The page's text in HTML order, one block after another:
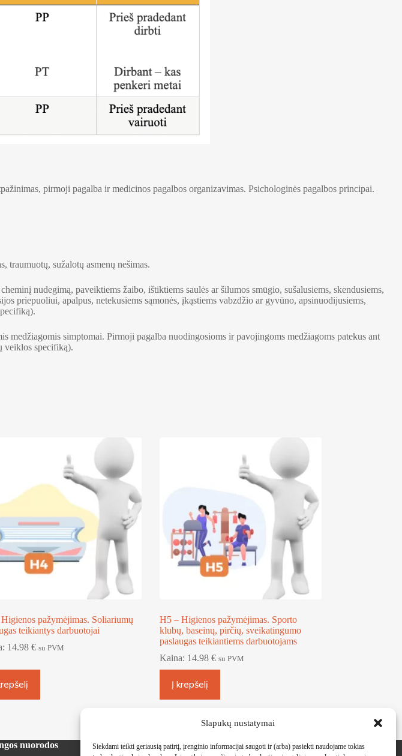
Slapukų nustatymai
Siekdami teikti geriausią patirtį, įrenginio informacijai saugoti ir (arba) pasiekti naudojame tokias
pirmoji pagalba ir medicinos pagalbos organizavimas. Psichologinės pagalbos principai.
traumuotų, sužalotų asmenų nešimas.
nudegimą, paveiktiems žaibo, ištiktiems saulės ar šilumos smūgio, sušalusiems, skendusiems,
priepuoliui, apalpus, netekusiems sąmonės, įkąstiems vabzdžio ar gyvūno, apsinuodijusiems,
simptomai. Pirmoji pagalba nuodingosioms ir pavojingoms medžiagoms patekus ant
veiklos specifiką).
pažymėjimas. Soliariumų
teikiantys darbuotojai
14.98 € su PVM
H5 – Higienos pažymėjimas. Sporto
klubų, baseinų, pirčių, sveikatingumo
paslaugas teikiantiems darbuotojams
Kaina: 14.98 € su PVM
Į krepšelį
nuorodos Kontaktai